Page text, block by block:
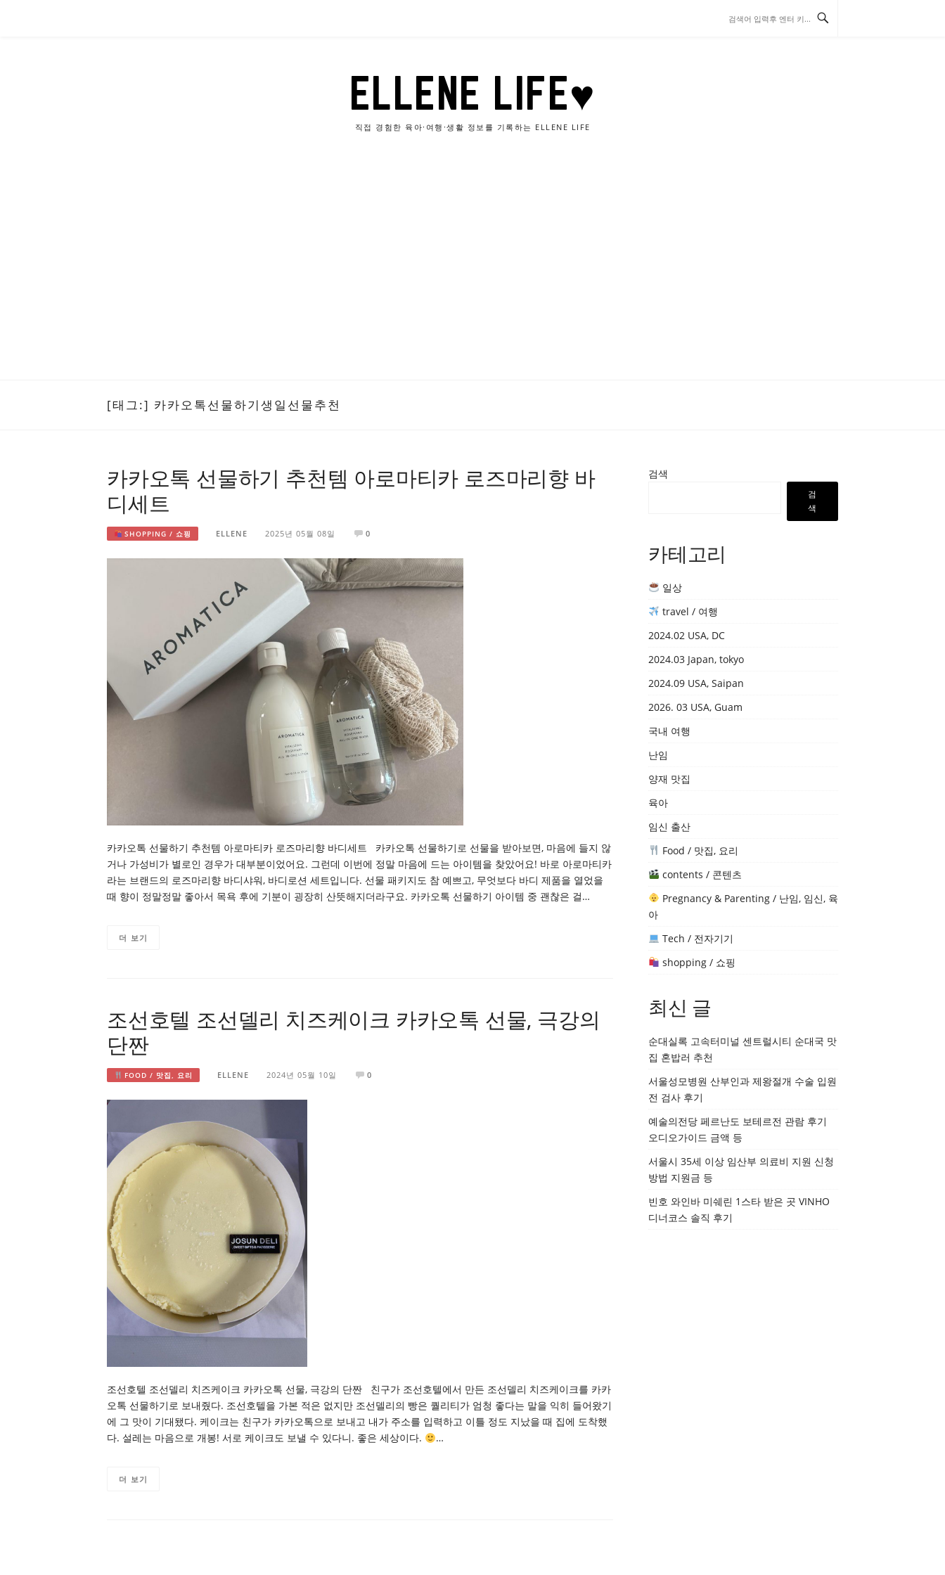
ELLENE LIFE♥
직접 경험한 육아·여행·생활 정보를 기록하는 ELLENE LIFE
[태그:] 카카오톡선물하기생일선물추천
카카오톡 선물하기 추천템 아로마티카 로즈마리향 바
디세트
SHOPPING / 쇼핑 ELLENE 2025년 05월 08일 0
카카오톡 선물하기 추천템 아로마티카 로즈마리향 바디세트 카카오톡 선물하기로 선물을 받아보면, 마음에 들지 않
거나 가성비가 별로인 경우가 대부분이었어요. 그런데 이번에 정말 마음에 드는 아이템을 찾았어요! 바로 아로마티카
라는 브랜드의 로즈마리향 바디샤워, 바디로션 세트입니다. 선물 패키지도 참 예쁘고, 무엇보다 바디 제품을 열었을
때 향이 정말정말 좋아서 목욕 후에 기분이 굉장히 산뜻해지더라구요. 카카오톡 선물하기 아이템 중 괜찮은 걸…
더 보기
조선호텔 조선델리 치즈케이크 카카오톡 선물, 극강의
단짠
FOOD / 맛집, 요리 ELLENE 2024년 05월 10일 0
조선호텔 조선델리 치즈케이크 카카오톡 선물, 극강의 단짠 친구가 조선호텔에서 만든 조선델리 치즈케이크를 카카
오톡 선물하기로 보내줬다. 조선호텔을 가본 적은 없지만 조선델리의 빵은 퀄리티가 엄청 좋다는 말을 익히 들어왔기
에 그 맛이 기대됐다. 케이크는 친구가 카카오톡으로 보내고 내가 주소를 입력하고 이틀 정도 지났을 때 집에 도착했
다. 설레는 마음으로 개봉! 서로 케이크도 보낼 수 있다니. 좋은 세상이다.
…
더 보기
검색
검
색
카테고리
일상
travel / 여행
2024.02 USA, DC
2024.03 Japan, tokyo
2024.09 USA, Saipan
2026. 03 USA, Guam
국내 여행
난임
양재 맛집
육아
임신 출산
Food / 맛집, 요리
contents / 콘텐츠
Pregnancy & Parenting / 난임, 임신, 육
아
Tech / 전자기기
shopping / 쇼핑
최신 글
순대실록 고속터미널 센트럴시티 순대국 맛
집 혼밥러 추천
서울성모병원 산부인과 제왕절개 수술 입원
전 검사 후기
예술의전당 페르난도 보테르전 관람 후기
오디오가이드 금액 등
서울시 35세 이상 임산부 의료비 지원 신청
방법 지원금 등
빈호 와인바 미쉐린 1스타 받은 곳 VINHO
디너코스 솔직 후기